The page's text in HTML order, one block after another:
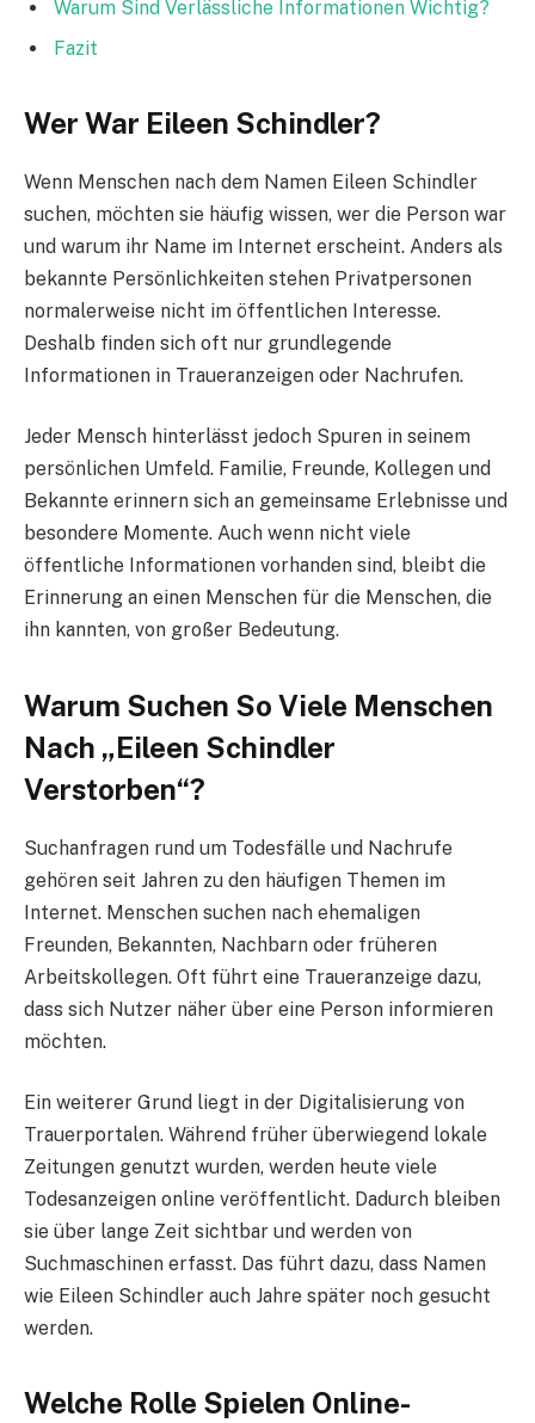
Warum Sind Verlässliche Informationen Wichtig?
Fazit
Wer War Eileen Schindler?
Wenn Menschen nach dem Namen Eileen Schindler
suchen, möchten sie häufig wissen, wer die Person war
und warum ihr Name im Internet erscheint. Anders als
bekannte Persönlichkeiten stehen Privatpersonen
normalerweise nicht im öffentlichen Interesse.
Deshalb finden sich oft nur grundlegende
Informationen in Traueranzeigen oder Nachrufen.
Jeder Mensch hinterlässt jedoch Spuren in seinem
persönlichen Umfeld. Familie, Freunde, Kollegen und
Bekannte erinnern sich an gemeinsame Erlebnisse und
besondere Momente. Auch wenn nicht viele
öffentliche Informationen vorhanden sind, bleibt die
Erinnerung an einen Menschen für die Menschen, die
ihn kannten, von großer Bedeutung.
Warum Suchen So Viele Menschen
Nach „Eileen Schindler
Verstorben“?
Suchanfragen rund um Todesfälle und Nachrufe
gehören seit Jahren zu den häufigen Themen im
Internet. Menschen suchen nach ehemaligen
Freunden, Bekannten, Nachbarn oder früheren
Arbeitskollegen. Oft führt eine Traueranzeige dazu,
dass sich Nutzer näher über eine Person informieren
möchten.
Ein weiterer Grund liegt in der Digitalisierung von
Trauerportalen. Während früher überwiegend lokale
Zeitungen genutzt wurden, werden heute viele
Todesanzeigen online veröffentlicht. Dadurch bleiben
sie über lange Zeit sichtbar und werden von
Suchmaschinen erfasst. Das führt dazu, dass Namen
wie Eileen Schindler auch Jahre später noch gesucht
werden.
Welche Rolle Spielen Online-